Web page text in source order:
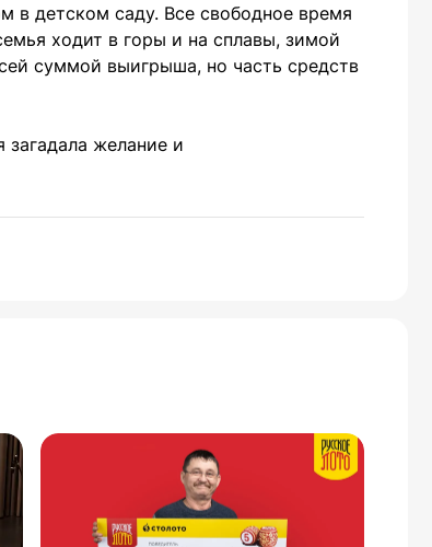
в детском саду. Все свободное время
ходит в горы и на сплавы, зимой
суммой выигрыша, но часть средств
желание и